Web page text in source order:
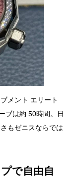
メント エリート
ブは約 50時間。日
もゼニスならでは
で自由自